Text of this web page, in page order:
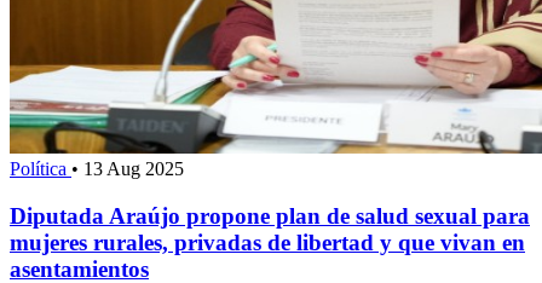
Política • 13 Aug 2025
Diputada Araújo propone plan de salud sexual para
mujeres rurales, privadas de libertad y que vivan en
asentamientos